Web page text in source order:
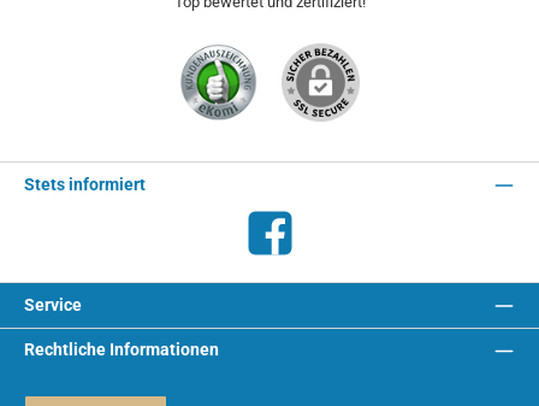
Stets informiert
Facebook
Service
Rechtliche Informationen